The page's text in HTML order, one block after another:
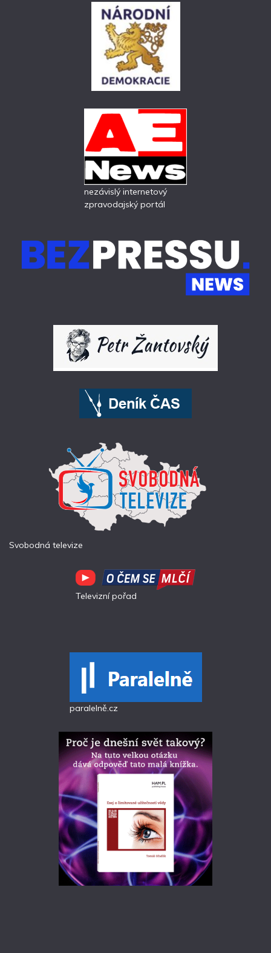
nezávislý internetový
zpravodajský portál
Svobodná televize
Televizní pořad
paralelně.cz